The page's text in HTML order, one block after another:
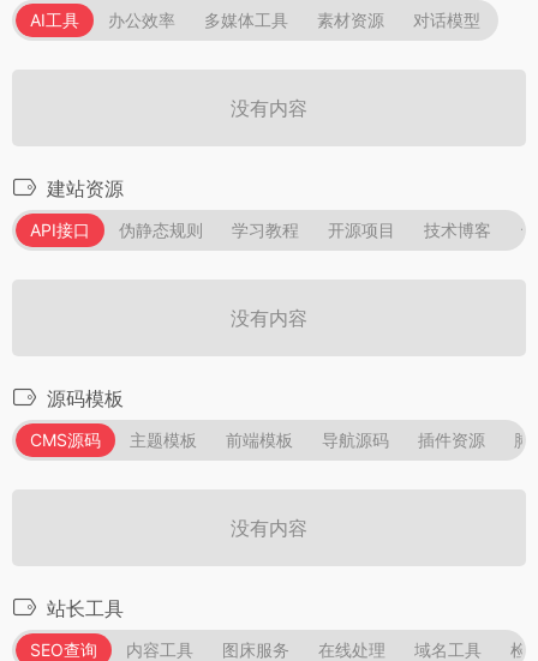
AI工具 办公效率 多媒体工具 素材资源 对话模型
没有内容
建站资源
API接口 伪静态规则 学习教程 开源项目 技术博客
没有内容
源码模板
CMS源码 主题模板 前端模板 导航源码 插件资源 脚
没有内容
站长工具
SEO查询 内容工具 图床服务 在线处理 域名工具 检